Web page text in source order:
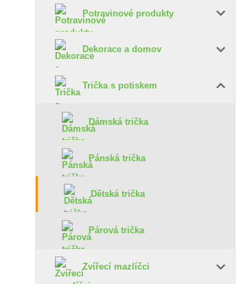
Potravinové produkty
Dekorace a domov
Trička s potiskem
Dámská trička
Pánská trička
Dětská trička
Párová trička
Zvířecí mazlíčci